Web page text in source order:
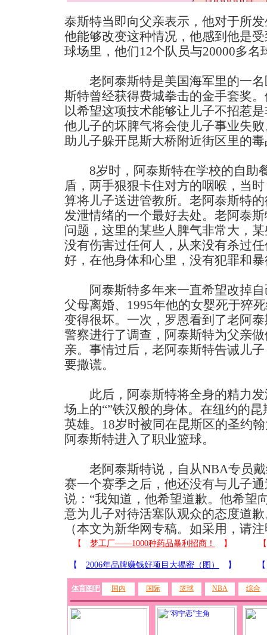
泰斯特当即向父亲表示，他对于所
他能够改变这种情况，他感到他是
球场里，他们12个队员与20000多名
老阿泰斯特是美国海军里的一名
斯特曾经获得费城拳击的金手套奖
以希望这项技术能够让儿子不招惹
他儿子的坏脾气将会使儿子事业失
助儿子躲开昆斯大桥附近街区里的
8岁时，阿泰斯特在学校的自助
盾，两手狠狠卡住对方的咽喉，当
算将儿子送进管教所。老阿泰斯特
发泄情绪的一个最好去处。老阿泰
问题，这里的某些人脾气非常大，
没有伤害过任何人，从来没有杀过
好，在他身体和心里，没有犯罪和
阿泰斯特多年来一直希望改掉自
父母离婚、1995年他的女婴死于猝
变得很坏。一次，罗恩看到了老阿
警察进行了调查，阿泰斯特为父亲
亲。事情过后，老阿泰斯特告诫儿
要撒谎。
此后，阿泰斯特将全身的精力发
场上的“”铁汉般的身体。在纽约的
英雄。18岁时被同在昆斯区的圣约
阿泰斯特进入了职业篮球。
老阿泰斯特说，自从NBA专员戴
赛一个赛季之后，他还没有与儿子
说：“我知道，他希望道歉。他希望
意为儿子对待活塞队观众的态度道
（本文为新华网专稿。如采用，请
体育图吧 国内 国际 篮球 NBA 综合